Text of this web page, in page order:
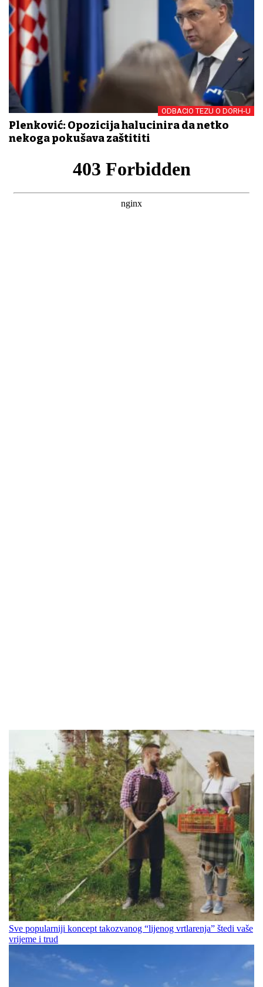
ODBACIO TEZU O DORH-U
Plenković: Opozicija halucinira da netko
nekoga pokušava zaštititi
Sve popularniji koncept takozvanog “lijenog vrtlarenja” štedi vaše
vrijeme i trud